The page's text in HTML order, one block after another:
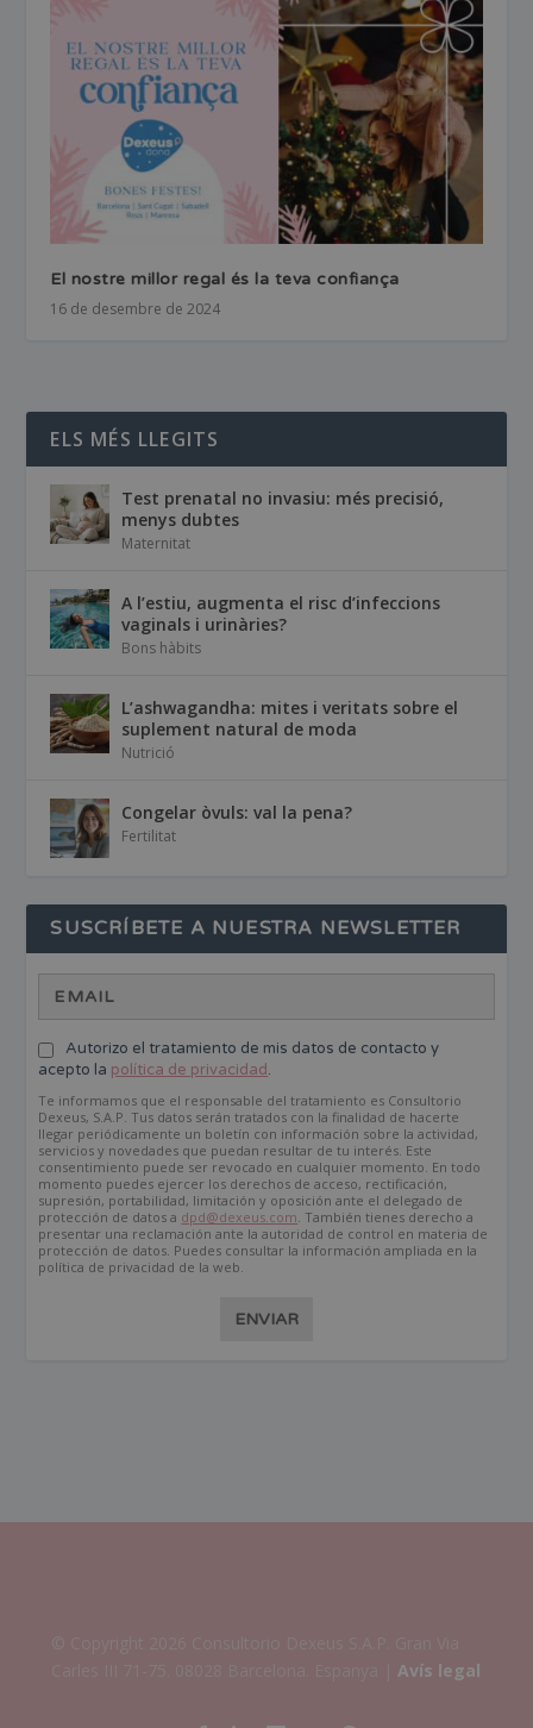
El nostre millor regal és la teva confiança
16 de desembre de 2024
ELS MÉS LLEGITS
Test prenatal no invasiu: més precisió,
menys dubtes
Maternitat
A l’estiu, augmenta el risc d’infeccions
vaginals i urinàries?
Bons hàbits
L’ashwagandha: mites i veritats sobre el
suplement natural de moda
Nutrició
Congelar òvuls: val la pena?
Fertilitat
SUSCRÍBETE A NUESTRA NEWSLETTER
Autorizo el tratamiento de mis datos de contacto y
acepto la política de privacidad.
Te informamos que el responsable del tratamiento es Consultorio
Dexeus, S.A.P. Tus datos serán tratados con la finalidad de hacerte
llegar periódicamente un boletín con información sobre la actividad,
servicios y novedades que puedan resultar de tu interés. Este
consentimiento puede ser revocado en cualquier momento. En todo
momento puedes ejercer los derechos de acceso, rectificación,
supresión, portabilidad, limitación y oposición ante el delegado de
protección de datos a dpd@dexeus.com. También tienes derecho a
presentar una reclamación ante la autoridad de control en materia de
protección de datos. Puedes consultar la información ampliada en la
política de privacidad de la web.
ENVIAR
Avís legal